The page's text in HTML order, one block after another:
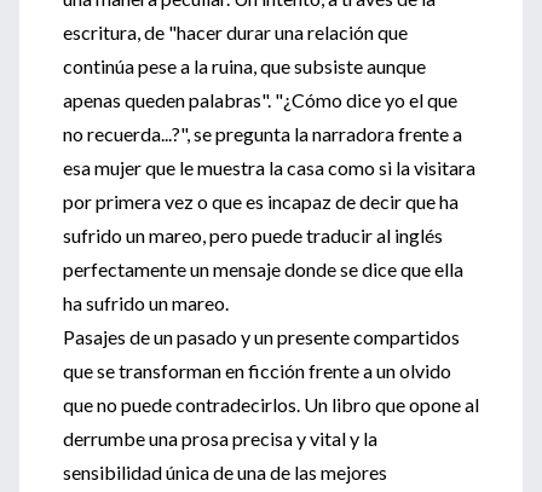
escritura, de "hacer durar una relación que
continúa pese a la ruina, que subsiste aunque
apenas queden palabras". "¿Cómo dice yo el que
no recuerda...?", se pregunta la narradora frente a
esa mujer que le muestra la casa como si la visitara
por primera vez o que es incapaz de decir que ha
sufrido un mareo, pero puede traducir al inglés
perfectamente un mensaje donde se dice que ella
ha sufrido un mareo.
Pasajes de un pasado y un presente compartidos
que se transforman en ficción frente a un olvido
que no puede contradecirlos. Un libro que opone al
derrumbe una prosa precisa y vital y la
sensibilidad única de una de las mejores